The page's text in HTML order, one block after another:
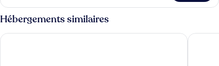
le
type
de
chambre
Suite
Hébergements similaires
Best Night 2